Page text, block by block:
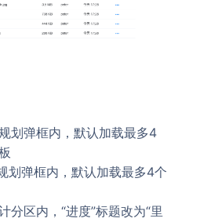
划弹框内，默认加载最多4
划弹框内，默认加载最多4个
分区内，“进度”标题改为“里